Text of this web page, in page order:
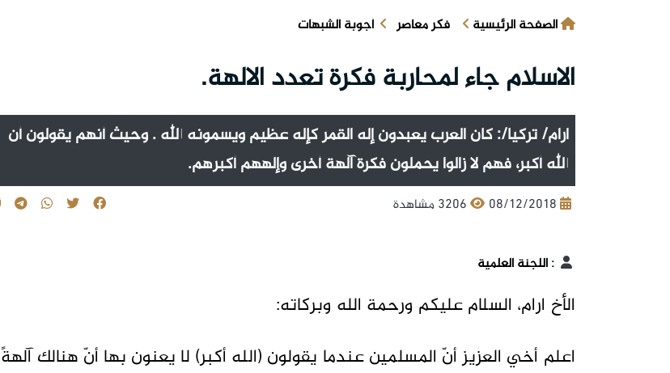
الصفحة الرئيسية فكر معاصر أجوبة الشبهات
الاسلام جاء لمحاربة فكرة تعدد الالهة.
ارام/ تركيا/: كان العرب يعبدون إله القمر كإله عظيم ويسمونه الله . وحيث أنهم يقولون أن
الله أكبر، فهم لا زالوا يحملون فكرة آلهة أخرى وإلههم أكبرهم.
08/12/2018 3206 مشاهدة
:اللجنة العلمية
الأخ ارام، السلام عليكم ورحمة الله وبركاته:
اعلم أخي العزيز أنّ المسلمين عندما يقولون (الله أكبر) لا يعنون بها أنّ هنالك آلهةً